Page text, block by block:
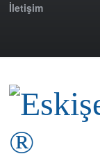
İletişim